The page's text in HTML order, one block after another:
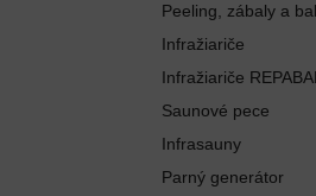
Peeling, zábaly a
Infražiariče
Infražiariče
Saunové pece
Infrasauny
Parný generátor